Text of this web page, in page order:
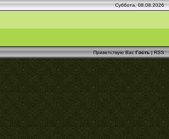
Суббота, 08.08.2026
Приветствую Вас Гость|RSS